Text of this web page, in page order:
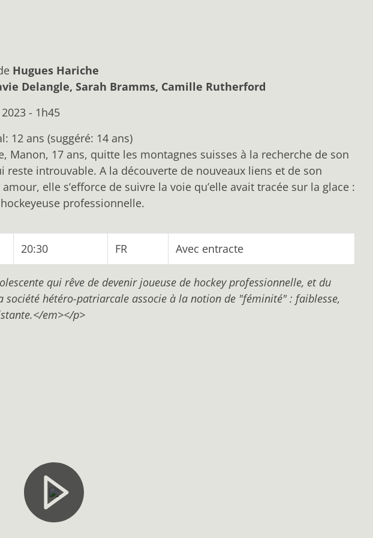
Hugues Hariche
Delangle, Sarah Bramms, Camille Rutherford
2023 - 1h45
12 ans (suggéré: 14 ans)
Manon, 17 ans, quitte les montagnes suisses à la recherche de son
reste introuvable. A la découverte de nouveaux liens et de son
elle s’efforce de suivre la voie qu’elle avait tracée sur la glace :
professionnelle.
20:30 FR Avec entracte
qui rêve de devenir joueuse de hockey professionnelle, et du
société hétéro-patriarcale associe à la notion de "féminité" : faiblesse,
em></p>